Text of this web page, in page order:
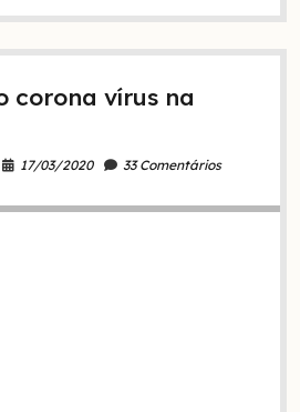
corona vírus na
17/03/2020 33 Comentários